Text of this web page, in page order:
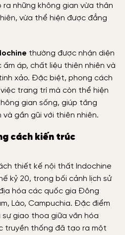
những không gian vừa thân
vừa thể hiện được đẳng
thường được nhận diện
ấm áp, chất liệu thiên nhiên và
xảo. Đặc biệt, phong cách
trang trí mà còn thể hiện
gian sống, giúp tăng
gần gũi với thiên nhiên.
cách kiến trúc
thiết kế nội thất Indochine
kỷ 20, trong bối cảnh lịch sử
hóa các quốc gia Đông
Lào, Campuchia. Đặc điểm
giao thoa giữa văn hóa
truyền thống đã tạo ra một